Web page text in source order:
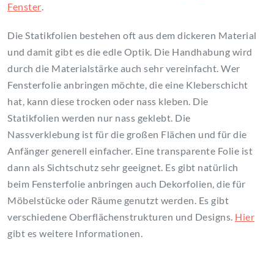
Fenster.
Die Statikfolien bestehen oft aus dem dickeren Material
und damit gibt es die edle Optik. Die Handhabung wird
durch die Materialstärke auch sehr vereinfacht. Wer
Fensterfolie anbringen möchte, die eine Kleberschicht
hat, kann diese trocken oder nass kleben. Die
Statikfolien werden nur nass geklebt. Die
Nassverklebung ist für die großen Flächen und für die
Anfänger generell einfacher. Eine transparente Folie ist
dann als Sichtschutz sehr geeignet. Es gibt natürlich
beim Fensterfolie anbringen auch Dekorfolien, die für
Möbelstücke oder Räume genutzt werden. Es gibt
verschiedene Oberflächenstrukturen und Designs. Hier
gibt es weitere Informationen.